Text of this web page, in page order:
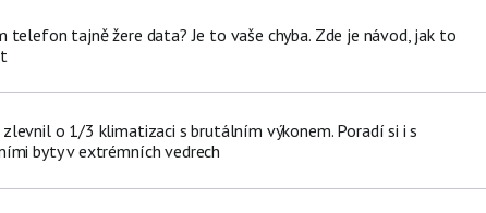
telefon tajně žere data? Je to vaše chyba. Zde je návod, jak to
zlevnil o 1/3 klimatizaci s brutálním výkonem. Poradí si i s
byty v extrémních vedrech